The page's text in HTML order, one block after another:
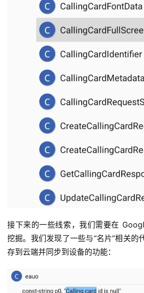
接下来的一些线索，我们需要在
挖掘。我们发现了一些与“名片”相关的
存到云端并同步到设备的功能：